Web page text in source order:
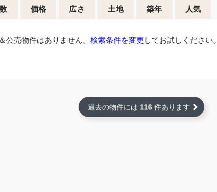
価格 広さ 土地 築年 人気
公売物件はありません。 検索条件を変更 してお試しください。
過去の物件には 116 件あります